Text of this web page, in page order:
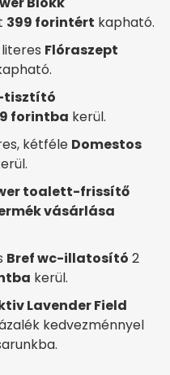
399 forintért kapható.
Flóraszept
tisztító
forintba kerül.
kétféle Domestos
toalett-frissítő
vásárlása
Bref wc-illatosító 2
kerül.
Lavender Field
kedvezménnyel